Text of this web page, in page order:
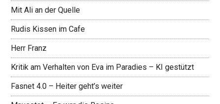
Mit Ali an der Quelle
Rudis Kissen im Cafe
Herr Franz
Kritik am Verhalten von Eva im Paradies – KI gestützt
Fasnet 4.0 – Heiter geht’s weiter